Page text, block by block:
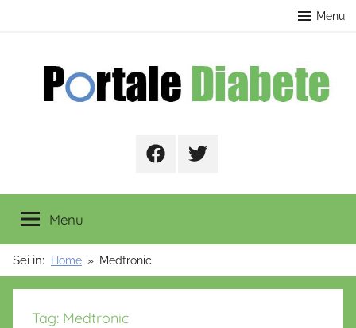
Menu
FacebookTwitter
Menu
Sei in: Home Medtronic
Tag: Medtronic